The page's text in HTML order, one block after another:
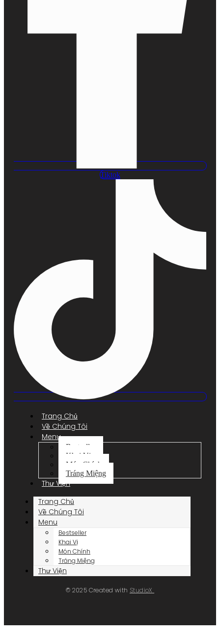
Tiktok
Trang Chủ
Về Chúng Tôi
Menu
Bestseller
Khai Vị
Món Chính
Tráng Miệng
Thư Viện
Trang Chủ
Về Chúng Tôi
Menu
Bestseller
Khai Vị
Món Chính
Tráng Miệng
Thư Viện
© 2025 Created with StudioX